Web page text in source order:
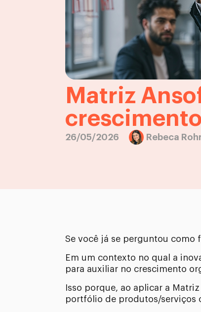
Matriz
26/05/2026 Rebeca
Se você já se perguntou como
Em um contexto no qual a
para auxiliar no crescimento
Isso porque, ao aplicar a
portfólio de produtos/serviços